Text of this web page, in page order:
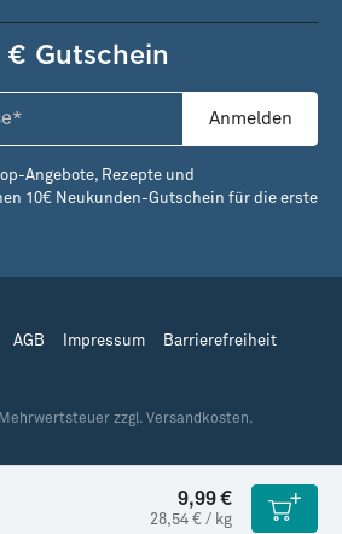
9,99 €
28,54 € / kg
€ Gutschein
Anmelden
Angebote, Rezepte und
10€ Neukunden-Gutschein für die erste
AGB Impressum Barrierefreiheit
zzgl. Versandkosten.